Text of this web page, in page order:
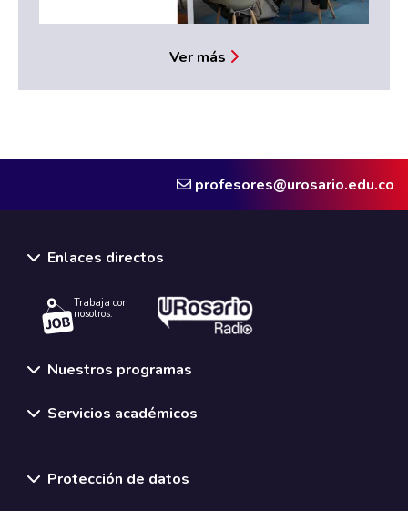
Ver más
profesores@urosario.edu.co
Enlaces directos
Trabaja con
nosotros.
Nuestros programas
Servicios académicos
Protección de datos